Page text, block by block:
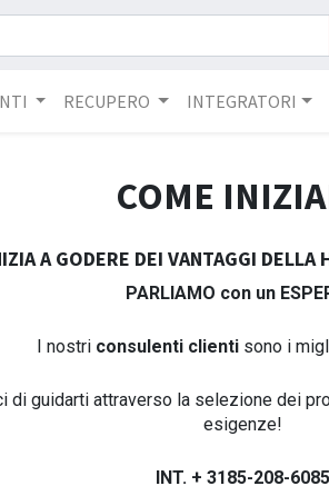
RECUPERO INTEGRATORI​
COME
A GODERE DEI VANTAGGI DELLA
PARLIAMO con un
I nostri consulenti clienti sono i
di guidarti attraverso la selezione dei
esigenze!
INT. + 3185-208-6085